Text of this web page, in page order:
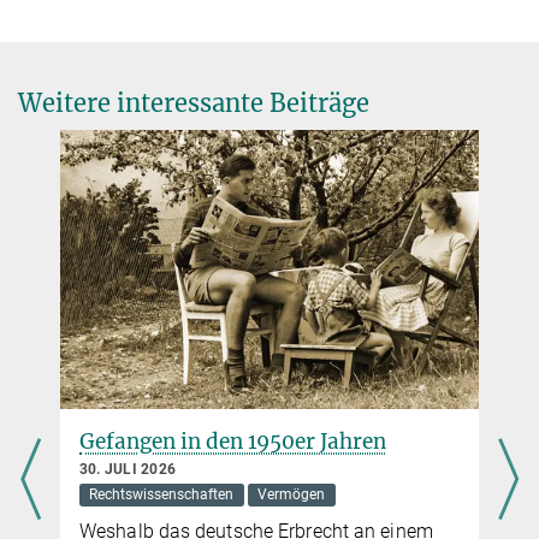
Wie Terroristen gemacht werden
21. JANUAR 2016
Terroristische Anschläge wie die Attentate von Paris lassen uns
mit Angst und Abscheu, aber vor allem mit Unverständnis zurück.
Was Menschen dazu bewegt, wahllos andere umzubringen,
können wir nicht nachvollziehen und wollen es meist auch gar
nicht. Wir sollten jedoch versuchen, Terroristen zu verstehen, meint
Gewalt bekämpfen.
Weitere interessante Beiträge
Gefangen in den 1950er Jahren
30. JULI 2026
Rechtswissenschaften
Vermögen
Weshalb das deutsche Erbrecht an einem